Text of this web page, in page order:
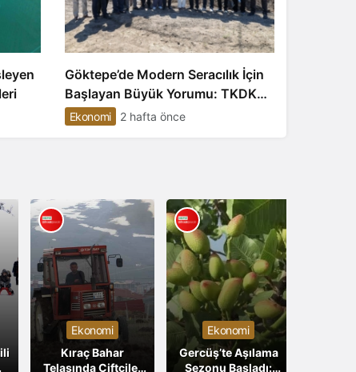
Göktepe’de Modern Seracılık İçin
Başlayan Büyük Yorumu: TKDK
IPARD III Desteğiyle 6 Milyon TL
Ekonomi 2 hafta önce
Ekonomi
Kıraç Bahar
Telaşında Çiftçiler
Ekonomi
Gercüş’te Aşılama
Sezonu Başladı: